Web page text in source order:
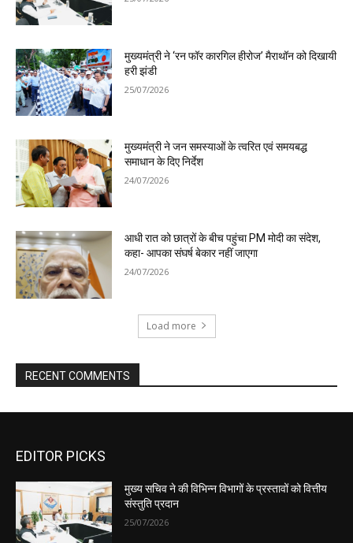
EDITOR PICKS
मुख्य सचिव ने की विभिन्न विभागों के प्रस्तावों को वित्तीय
संस्तुति प्रदान
25/07/2026